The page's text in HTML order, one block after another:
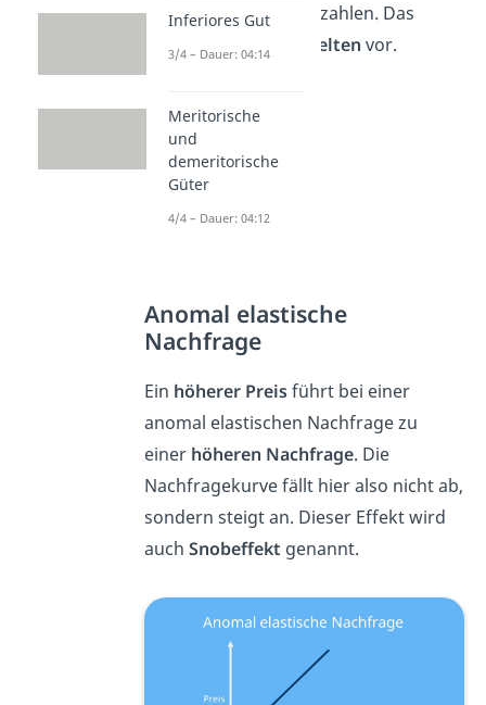
bereit, viel Geld zu bezahlen. Das
kommt jedochsehr selten vor.
Anomal elastische
Nachfrage
Ein höherer Preisführt bei einer
anomal elastischen Nachfrage zu
einer höheren Nachfrage. Die
Nachfragekurve fällt hier also nicht ab,
sondern steigt an. Dieser Effekt wird
auchSnobeffekt genannt.
Inferiores Gut
3/4 – Dauer: 04:14
Meritorische
und
demeritorische
Güter
4/4 – Dauer: 04:12